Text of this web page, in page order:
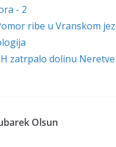
- 2
ribe u Vranskom
zatrpalo dolinu
Olsun